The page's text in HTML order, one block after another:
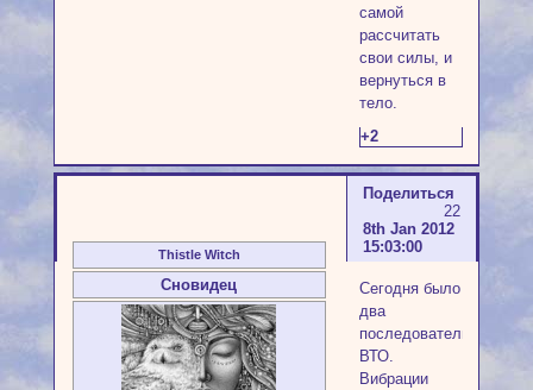
самой
рассчитать
свои силы, и
вернуться в
тело.
+2
Поделиться
22
8th Jan 2012
15:03:00
Thistle Witch
Сновидец
Сегодня было
два
последовательных
ВТО.
Вибрации